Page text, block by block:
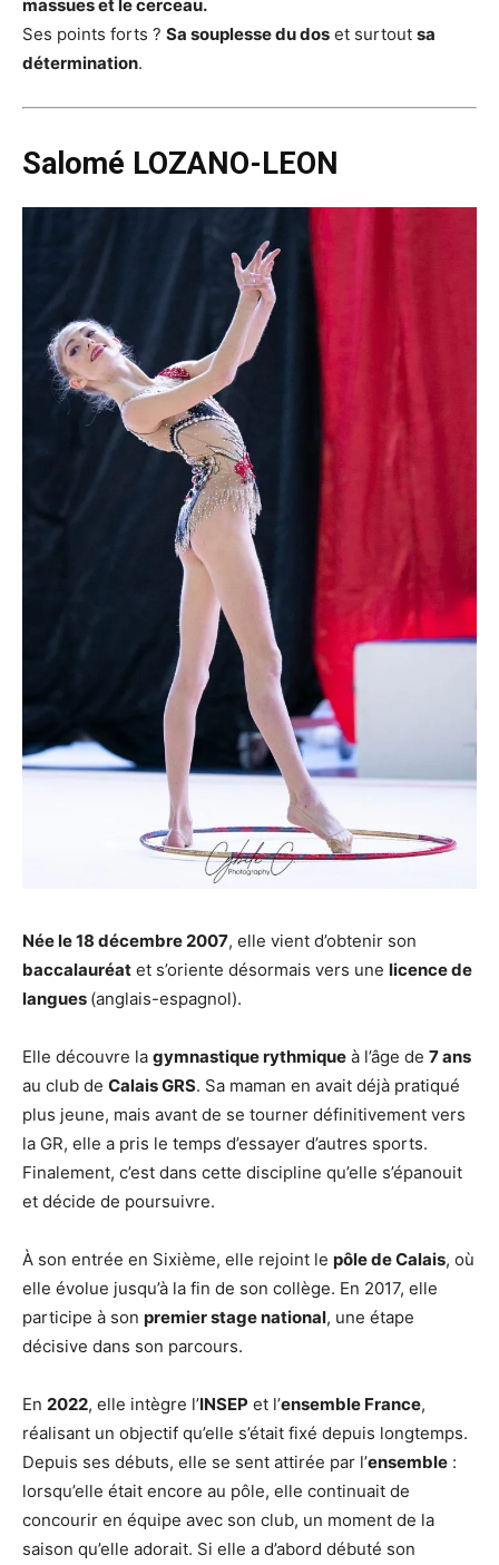
massues et le cerceau.
Ses points forts ? Sa souplesse du dos et surtout sa
détermination.
Salomé LOZANO-LEON
Née le 18 décembre 2007, elle vient d’obtenir son
baccalauréat et s’oriente désormais vers une licence de
langues (anglais-espagnol).
Elle découvre la gymnastique rythmique à l’âge de 7 ans
au club de Calais GRS. Sa maman en avait déjà pratiqué
plus jeune, mais avant de se tourner définitivement vers
la GR, elle a pris le temps d’essayer d’autres sports.
Finalement, c’est dans cette discipline qu’elle s’épanouit
et décide de poursuivre.
À son entrée en Sixième, elle rejoint le pôle de Calais, où
elle évolue jusqu’à la fin de son collège. En 2017, elle
participe à son premier stage national, une étape
décisive dans son parcours.
En 2022, elle intègre l’INSEP et l’ensemble France,
réalisant un objectif qu’elle s’était fixé depuis longtemps.
Depuis ses débuts, elle se sent attirée par l’ensemble :
lorsqu’elle était encore au pôle, elle continuait de
concourir en équipe avec son club, un moment de la
saison qu’elle adorait. Si elle a d’abord débuté son